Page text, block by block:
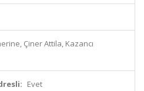
Çiner Attila, Kazancı
Evet